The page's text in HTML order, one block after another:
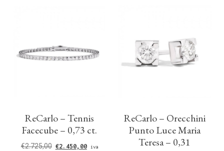
ReCarlo – Tennis
Facecube – 0,73 ct.
€2.725,00 €2.450,00
iva
ReCarlo – Orecchini
Punto Luce Maria
Teresa – 0,31